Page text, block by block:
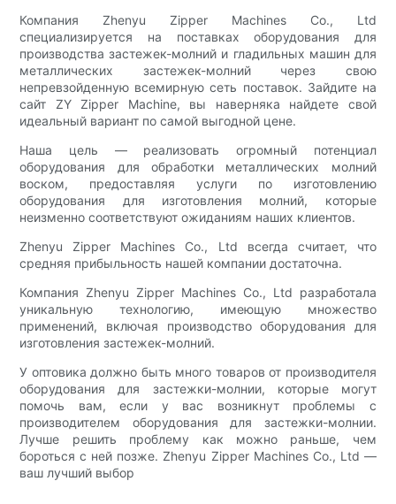
Компания Zhenyu Zipper Machines Co., Ltd
специализируется на поставках оборудования для
производства застежек-молний и гладильных машин для
металлических застежек-молний через свою
непревзойденную всемирную сеть поставок. Зайдите на
сайт ZY Zipper Machine, вы наверняка найдете свой
идеальный вариант по самой выгодной цене.
Наша цель — реализовать огромный потенциал
оборудования для обработки металлических молний
воском, предоставляя услуги по изготовлению
оборудования для изготовления молний, которые
неизменно соответствуют ожиданиям наших клиентов.
Zhenyu Zipper Machines Co., Ltd всегда считает, что
средняя прибыльность нашей компании достаточна.
Компания Zhenyu Zipper Machines Co., Ltd разработала
уникальную технологию, имеющую множество
применений, включая производство оборудования для
изготовления застежек-молний.
У оптовика должно быть много товаров от производителя
оборудования для застежки-молнии, которые могут
помочь вам, если у вас возникнут проблемы с
производителем оборудования для застежки-молнии.
Лучше решить проблему как можно раньше, чем
бороться с ней позже. Zhenyu Zipper Machines Co., Ltd —
ваш лучший выбор